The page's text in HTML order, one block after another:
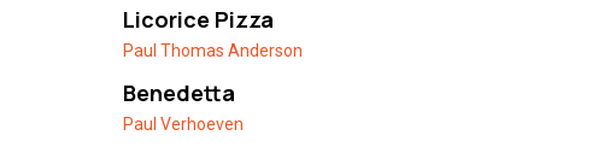
Licorice Pizza
Paul Thomas Anderson
Benedetta
Paul Verhoeven